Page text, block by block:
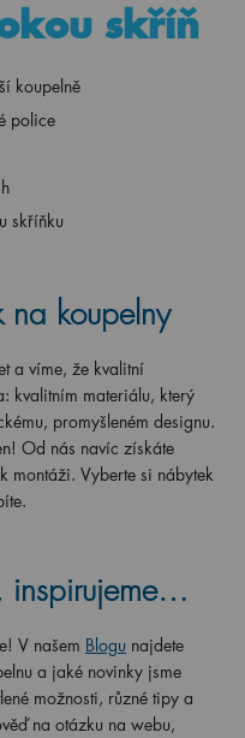
skříň
koupelně
police
skříňku
na koupelny
a víme, že kvalitní
kvalitním materiálu, který
promyšleném designu.
Od nás navíc získáte
montáži. Vyberte si nábytek
inspirujeme…
V našem Blogu najdete
a jaké novinky jsme
možnosti, různé tipy a
na otázku na webu,